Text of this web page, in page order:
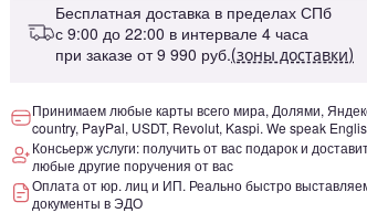
Бесплатная доставка в пределах СПб
с 9:00 до 22:00 в интервале 4 часа
при заказе от9 990 руб.(зоны доставки)
Принимаем любые карты всего мира, Долями,
country, PayPal, USDT, Revolut, Kaspi. We speak
Консьерж услуги: получить от вас подарок и
любые другие поручения от вас
Оплата от юр. лиц и ИП. Реально быстро
документы в ЭДО